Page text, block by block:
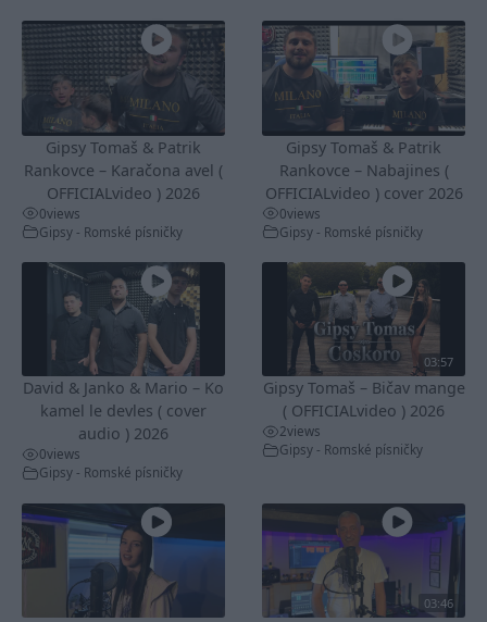
Gipsy Tomaš & Patrik
Rankovce – Karačona avel (
OFFICIALvideo ) 2026
0views
Gipsy - Romské písničky
Gipsy Tomaš & Patrik
Rankovce – Nabajines (
OFFICIALvideo ) cover 2026
0views
Gipsy - Romské písničky
David & Janko & Mario – Ko
kamel le devles ( cover
audio ) 2026
0views
Gipsy - Romské písničky
03:57
Gipsy Tomaš – Bičav mange
( OFFICIALvideo ) 2026
2views
Gipsy - Romské písničky
03:46